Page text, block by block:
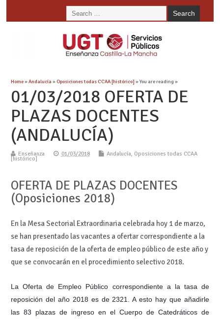
Home»Andalucía » Oposiciones todas CCAA [histórico] » You are reading »
01/03/2018 OFERTA DE
PLAZAS DOCENTES
(ANDALUCÍA)
Enseñanza 01/03/2018 Andalucía, Oposiciones todas CCAA
[histórico]
OFERTA DE PLAZAS DOCENTES
(Oposiciones 2018)
En la Mesa Sectorial Extraordinaria celebrada hoy 1 de marzo,
se han presentado las vacantes a ofertar correspondiente a la
tasa de reposición de la oferta de empleo público de este año y
que se convocarán en el procedimiento selectivo 2018.
La Oferta de Empleo Público correspondiente a la tasa de
reposición del año 2018 es de 2321. A esto hay que añadirle
las 83 plazas de ingreso en el Cuerpo de Catedráticos de